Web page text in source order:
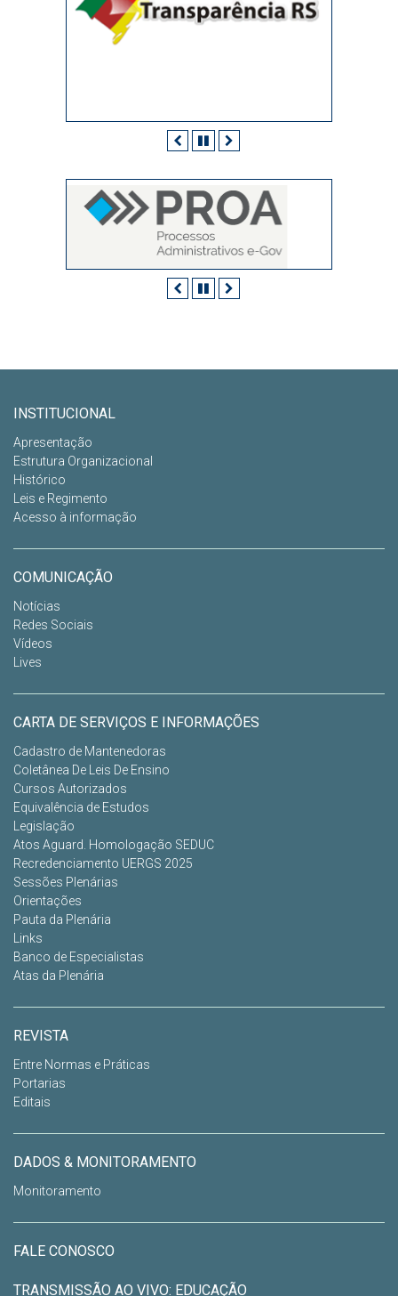
AnteriorPausar
AnteriorPausar
INSTITUCIONAL
Apresentação
Estrutura Organizacional
Histórico
Leis e Regimento
Acesso à informação
COMUNICAÇÃO
Notícias
Redes Sociais
Vídeos
Lives
CARTA DE SERVIÇOS E INFORMAÇÕES
Cadastro de Mantenedoras
Coletânea De Leis De Ensino
Cursos Autorizados
Equivalência de Estudos
Legislação
Atos Aguard. Homologação SEDUC
Recredenciamento UERGS 2025
Sessões Plenárias
Orientações
Pauta da Plenária
Links
Banco de Especialistas
Atas da Plenária
REVISTA
Entre Normas e Práticas
Portarias
Editais
DADOS & MONITORAMENTO
Monitoramento
FALE CONOSCO
TRANSMISSÃO AO VIVO: EDUCAÇÃO